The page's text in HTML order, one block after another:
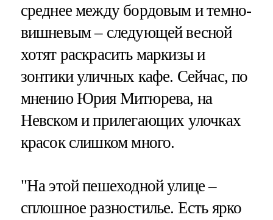
среднее между бордовым и темно-
вишневым – следующей весной
хотят раскрасить маркизы и
зонтики уличных кафе. Сейчас, по
мнению Юрия Митюрева, на
Невском и прилегающих улочках
красок слишком много.
"На этой пешеходной улице –
сплошное разностилье. Есть ярко